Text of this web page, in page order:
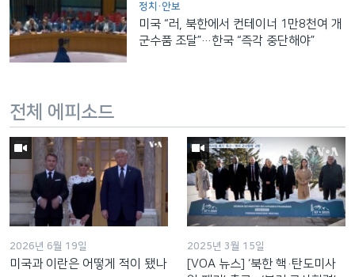
정치·안보
미국 “러, 북한에서 컨테이너 1만8천여 개
군수품 조달”…한국 “즉각 중단해야”
전체 에피소드
2026년 6월 19일
미국과 이란은 어떻게 적이 됐나
2025년 3월 15일
[VOA 뉴스] ‘북한 핵·탄도미사